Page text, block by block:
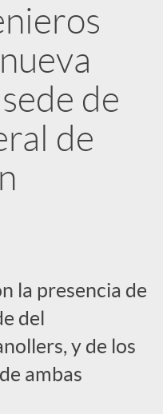
de
de
la presencia de
del
y de los
ambas